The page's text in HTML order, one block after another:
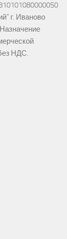
г. Иваново
НДС.